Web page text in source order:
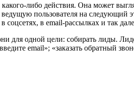
либо действия. Она может
пользователя на
в email-рассылках и так
для одной цели: собирать лиды.
email»; «заказать обратный